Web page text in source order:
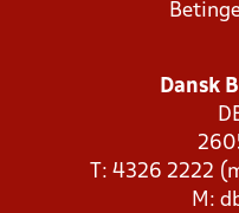
Dansk
T: 4326 2222
M: